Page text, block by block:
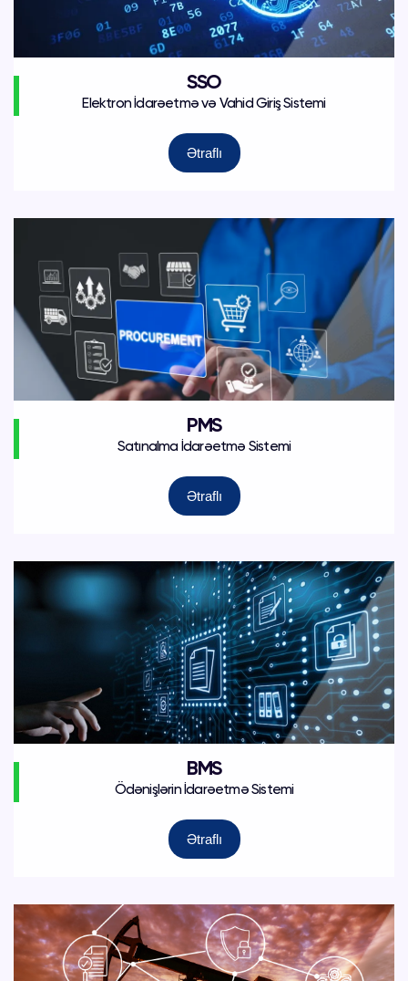
SSO
Elektron İdarəetmə və Vahid Giriş Sistemi
Ətraflı
PMS
Satınalma İdarəetmə Sistemi
Ətraflı
BMS
Ödənişlərin İdarəetmə Sistemi
Ətraflı